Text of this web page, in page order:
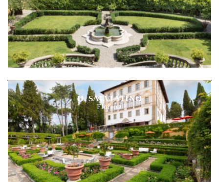
IL SALVIATINO
Florenz